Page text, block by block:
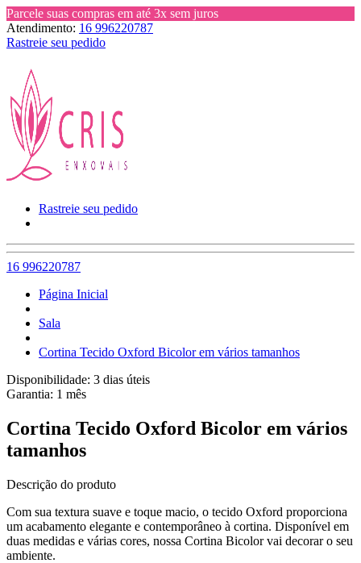
Parcele suas compras em até 3x sem juros
Atendimento: 16 996220787
Rastreie seu pedido
Rastreie seu pedido
16 996220787
Página Inicial
Sala
Cortina Tecido Oxford Bicolor em vários tamanhos
Disponibilidade: 3 dias úteis
Garantia: 1 mês
Cortina Tecido Oxford Bicolor em vários
tamanhos
Descrição do produto
Com sua textura suave e toque macio, o tecido Oxford proporciona
um acabamento elegante e contemporâneo à cortina. Disponível em
duas medidas e várias cores, nossa Cortina Bicolor vai decorar o seu
ambiente.